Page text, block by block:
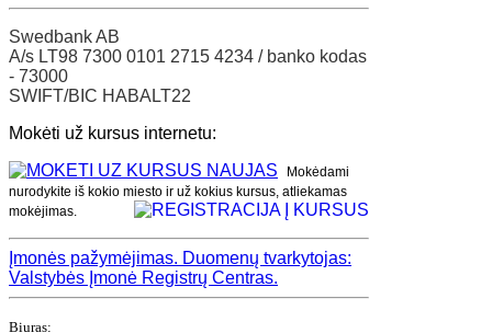
Swedbank AB
A/s LT98 7300 0101 2715 4234 / banko kodas
- 73000
SWIFT/BIC HABALT22
Mokėti už kursus internetu:
Mokėdami
nurodykite iš kokio miesto ir už kokius kursus, atliekamas
mokėjimas.
Įmonės pažymėjimas. Duomenų tvarkytojas:
Valstybės Įmonė Registrų Centras.
Biuras: